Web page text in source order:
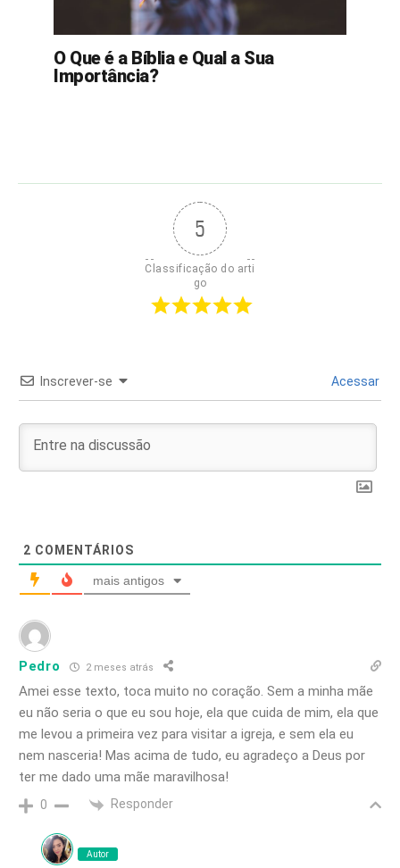
O Que é a Bíblia e Qual a Sua
Importância?
5
Classificação do arti
go
Inscrever-se Acessar
2 COMENTÁRIOS
mais antigos
Pedro 2 meses atrás
Amei esse texto, toca muito no coração. Sem a minha mãe
eu não seria o que eu sou hoje, ela que cuida de mim, ela que
me levou a primeira vez para visitar a igreja, e sem ela eu
nem nasceria! Mas acima de tudo, eu agradeço a Deus por
ter me dado uma mãe maravilhosa!
0 Responder
Autor